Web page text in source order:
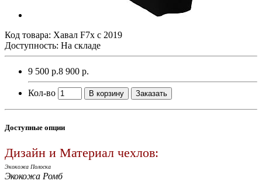
Код товара: Хавал F7x с 2019
Доступность: На складе
9 500 р.8 900 р.
Кол-во В корзину Заказать
Доступные опции
Дизайн и Материал чехлов:
Экокожа Полоска
Экокожа Ромб